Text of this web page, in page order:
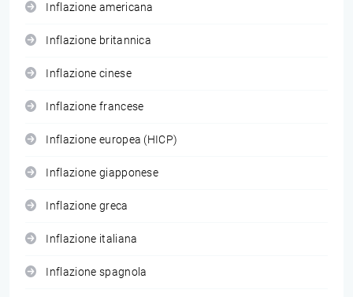
Inflazione americana
Inflazione britannica
Inflazione cinese
Inflazione francese
Inflazione europea (HICP)
Inflazione giapponese
Inflazione greca
Inflazione italiana
Inflazione spagnola